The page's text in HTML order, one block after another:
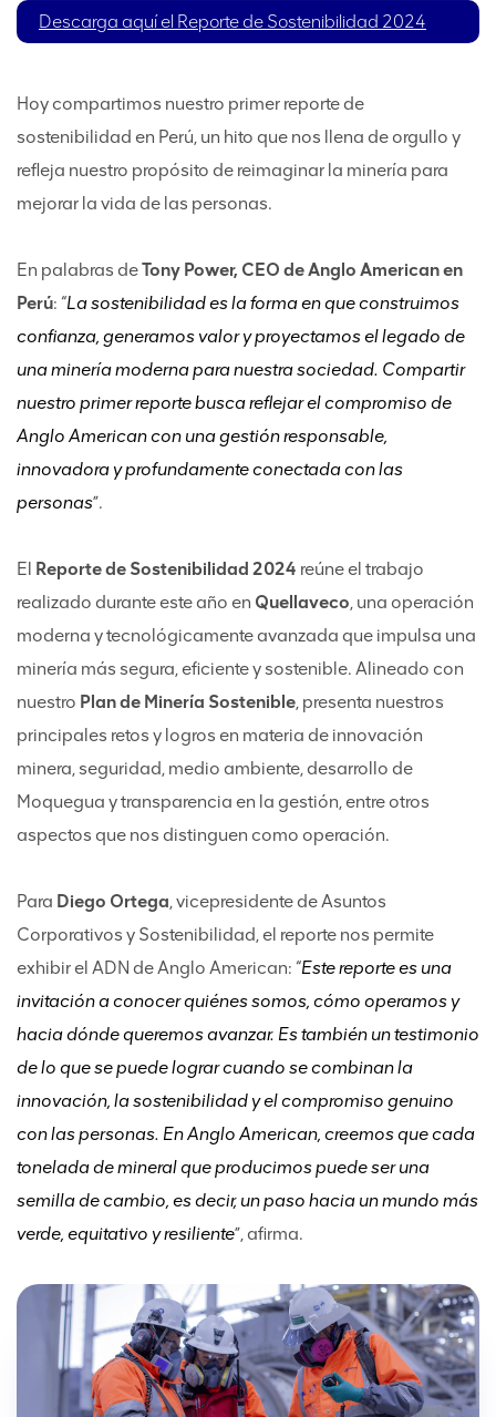
Descarga aquí el Reporte de Sostenibilidad 2024
Hoy compartimos nuestro primer reporte de
sostenibilidad en Perú, un hito que nos llena de orgullo y
refleja nuestro propósito de reimaginar la minería para
mejorar la vida de las personas.
En palabras deTony Power, CEO de Anglo American en
Perú: “La sostenibilidad es la forma en que construimos
confianza, generamos valor y proyectamos el legado de
una minería moderna para nuestra sociedad. Compartir
nuestro primer reporte busca reflejar el compromiso de
Anglo American con una gestión responsable,
innovadora y profundamente conectada con las
personas”.
El Reporte de Sostenibilidad 2024 reúne el trabajo
realizado durante este año en Quellaveco, una operación
moderna y tecnológicamente avanzada que impulsa una
minería más segura, eficiente y sostenible. Alineado con
nuestro Plan de Minería Sostenible, presenta nuestros
principales retos y logros en materia de innovación
minera, seguridad, medio ambiente, desarrollo de
Moquegua y transparencia en la gestión, entre otros
aspectos que nos distinguen como operación.
Para Diego Ortega, vicepresidente de Asuntos
Corporativos y Sostenibilidad, el reporte nos permite
exhibir el ADN de Anglo American: “Este reporte es una
invitación a conocer quiénes somos, cómo operamos y
hacia dónde queremos avanzar. Es también un testimonio
de lo que se puede lograr cuando se combinan la
innovación, la sostenibilidad y el compromiso genuino
con las personas. En Anglo American, creemos que cada
tonelada de mineral que producimos puede ser una
semilla de cambio, es decir, un paso hacia un mundo más
verde, equitativo y resiliente”, afirma.